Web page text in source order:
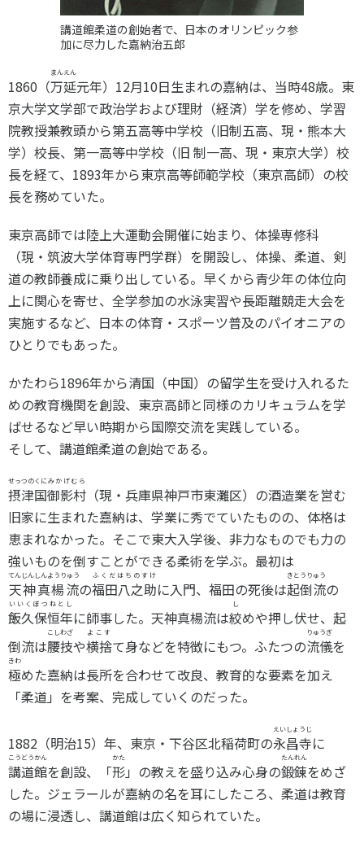
講道館柔道の創始者で、日本のオリンピック参
加に尽力した嘉納治五郎
1860（万延
まんえん
元年）12月10日生まれの嘉納は、当時48歳。東
京大学文学部で政治学および理財（経済）学を修め、学習
院教授兼教頭から第五高等中学校（旧制五高、現・熊本大
学）校長、第一高等中学校（旧 制一高、現・東京大学）校
長を経て、1893年から東京高等師範学校（東京高師）の校
長を務めていた。
東京高師では陸上大運動会開催に始まり、体操専修科
（現・筑波大学体育専門学群）を開設し、体操、柔道、剣
道の教師養成に乗り出している。早くから青少年の体位向
上に関心を寄せ、全学参加の水泳実習や長距離競走大会を
実施するなど、日本の体育・スポーツ普及のパイオニアの
ひとりでもあった。
かたわら1896年から清国（中国）の留学生を受け入れるた
めの教育機関を創設、東京高師と同様のカリキュラムを学
ばせるなど早い時期から国際交流を実践している。
そして、講道館柔道の創始である。
摂津国
せっつのくに
御影村
みかげむら
（現・兵庫県神戸市東灘区）の酒造業を営む
旧家に生まれた嘉納は、学業に秀でていたものの、体格は
恵まれなかった。そこで東大入学後、非力なものでも力の
強いものを倒すことができる柔術を学ぶ。最初は
天神真楊流
てんじんしんようりゅう
の福田八之助
ふくだはちのすけ
に入門、福田の死後は起倒流
きとうりゅう
の
飯久保恒年
いいくぼつねとし
に師事した。天神真楊流は絞
し
めや押し伏せ、起
倒流は腰技
こしわざ
や横捨
よこす
て身などを特徴にもつ。ふたつの流儀
りゅうぎ
を
極
きわ
めた嘉納は長所を合わせて改良、教育的な要素を加え
「柔道」を考案、完成していくのだった。
1882（明治15）年、東京・下谷区北稲荷町の永昌寺
えいしょうじ
に
講道館
こうどうかん
を創設、「形
かた
」の教えを盛り込み心身の鍛錬
たんれん
をめざ
した。ジェラールが嘉納の名を耳にしたころ、柔道は教育
の場に浸透し、講道館は広く知られていた。